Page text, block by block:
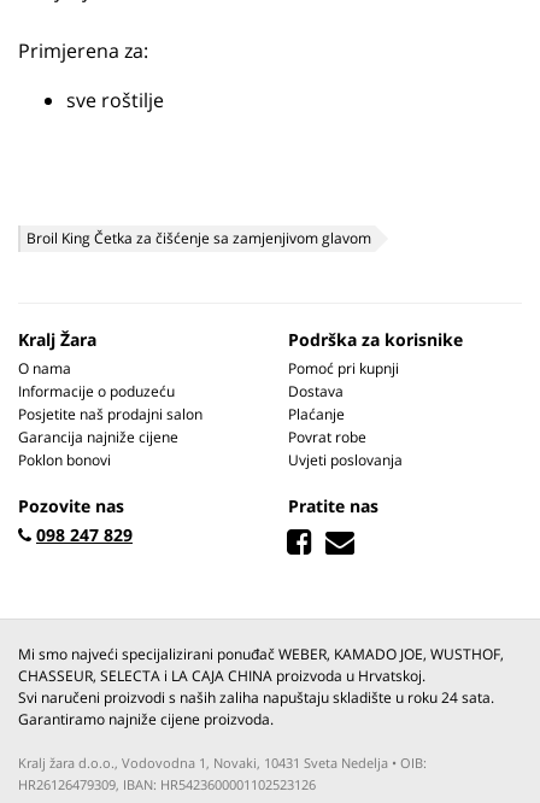
Primjerena za:
sve roštilje
Broil King Četka za čišćenje sa zamjenjivom glavom
Kralj Žara
O nama
Informacije o poduzeću
Posjetite naš prodajni salon
Garancija najniže cijene
Poklon bonovi
Podrška za korisnike
Pomoć pri kupnji
Dostava
Plaćanje
Povrat robe
Uvjeti poslovanja
Pozovite nas
098 247 829
Pratite nas
Mi smo najveći specijalizirani ponuđač WEBER, KAMADO JOE, WUSTHOF,
CHASSEUR, SELECTA i LA CAJA CHINA proizvoda u Hrvatskoj.
Svi naručeni proizvodi s naših zaliha napuštaju skladište u roku 24 sata.
Garantiramo najniže cijene proizvoda.
Kralj žara d.o.o., Vodovodna 1, Novaki, 10431 Sveta Nedelja • OIB:
HR26126479309, IBAN: HR5423600001102523126